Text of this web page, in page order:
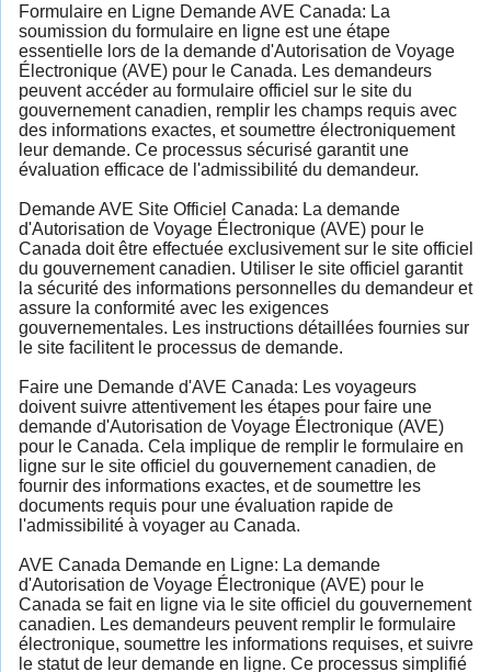
Formulaire en Ligne Demande AVE Canada: La
soumission du formulaire en ligne est une étape
essentielle lors de la demande d'Autorisation de Voyage
Électronique (AVE) pour le Canada. Les demandeurs
peuvent accéder au formulaire officiel sur le site du
gouvernement canadien, remplir les champs requis avec
des informations exactes, et soumettre électroniquement
leur demande. Ce processus sécurisé garantit une
évaluation efficace de l'admissibilité du demandeur.
Demande AVE Site Officiel Canada: La demande
d'Autorisation de Voyage Électronique (AVE) pour le
Canada doit être effectuée exclusivement sur le site officiel
du gouvernement canadien. Utiliser le site officiel garantit
la sécurité des informations personnelles du demandeur et
assure la conformité avec les exigences
gouvernementales. Les instructions détaillées fournies sur
le site facilitent le processus de demande.
Faire une Demande d'AVE Canada: Les voyageurs
doivent suivre attentivement les étapes pour faire une
demande d'Autorisation de Voyage Électronique (AVE)
pour le Canada. Cela implique de remplir le formulaire en
ligne sur le site officiel du gouvernement canadien, de
fournir des informations exactes, et de soumettre les
documents requis pour une évaluation rapide de
l'admissibilité à voyager au Canada.
AVE Canada Demande en Ligne: La demande
d'Autorisation de Voyage Électronique (AVE) pour le
Canada se fait en ligne via le site officiel du gouvernement
canadien. Les demandeurs peuvent remplir le formulaire
électronique, soumettre les informations requises, et suivre
le statut de leur demande en ligne. Ce processus simplifié